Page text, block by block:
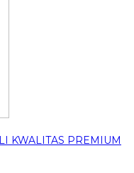
KWALITAS PREMIUM